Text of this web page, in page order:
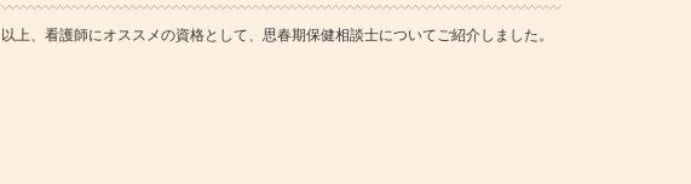
以上、看護師にオススメの資格として、思春期保健相談士についてご紹介しました。